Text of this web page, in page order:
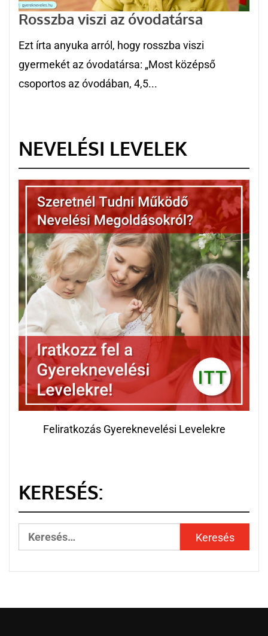
Rosszba viszi az óvodatársa
Ezt írta anyuka arról, hogy rosszba viszi
gyermekét az óvodatársa: „Most középső
csoportos az óvodában, 4,5...
NEVELÉSI LEVELEK
Feliratkozás Gyereknevelési Levelekre
KERESÉS: